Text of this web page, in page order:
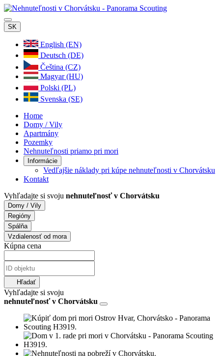
SK
English (EN)
Deutsch (DE)
Čeština (CZ)
Magyar (HU)
Polski (PL)
Svenska (SE)
Home
Domy / Vily
Apartmány
Pozemky
Nehnuteľnosti priamo pri mori
Informácie
Vedľajšie náklady pri kúpe nehnuteľnosti v Chorvátsku
Kontakt
Vyhľadajte si svoju nehnuteľnosť v Chorvátsku
Domy / Vily
Regióny
Spálňa
Vzdialenosť od mora
Kúpna cena
Hľadať
Vyhľadajte si svoju
nehnuteľnosť v Chorvátsku